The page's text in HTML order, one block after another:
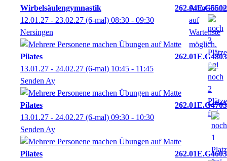
Wirbelsäulengymnastik
262.04E.G5502
12.01.27 - 23.02.27 (6-mal) 08:30 - 09:30
Nersingen
Pilates
262.01E.G4803
13.01.27 - 24.02.27 (6-mal) 10:45 - 11:45
Senden Ay
Pilates
262.01E.G4703
13.01.27 - 24.02.27 (6-mal) 09:30 - 10:30
Senden Ay
Pilates
262.01E.G4603